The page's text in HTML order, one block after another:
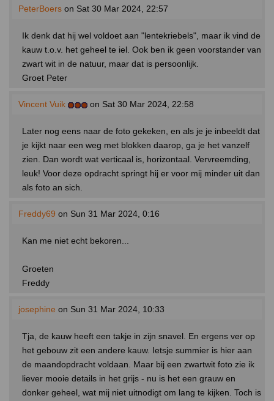
PeterBoers on Sat 30 Mar 2024, 22:57
Ik denk dat hij wel voldoet aan "lentekriebels", maar ik vind de
kauw t.o.v. het geheel te iel. Ook ben ik geen voorstander van
zwart wit in de natuur, maar dat is persoonlijk.
Groet Peter
Vincent Vuik on Sat 30 Mar 2024, 22:58
Later nog eens naar de foto gekeken, en als je je inbeeldt dat
je kijkt naar een weg met blokken daarop, ga je het vanzelf
zien. Dan wordt wat verticaal is, horizontaal. Vervreemding,
leuk! Voor deze opdracht springt hij er voor mij minder uit dan
als foto an sich.
Freddy69 on Sun 31 Mar 2024, 0:16
Kan me niet echt bekoren...
Groeten
Freddy
josephine on Sun 31 Mar 2024, 10:33
Tja, de kauw heeft een takje in zijn snavel. En ergens ver op
het gebouw zit een andere kauw. Ietsje summier is hier aan
de maandopdracht voldaan. Maar bij een zwartwit foto zie ik
liever mooie details in het grijs - nu is het een grauw en
donker geheel, wat mij niet uitnodigt om lang te kijken. Toch is